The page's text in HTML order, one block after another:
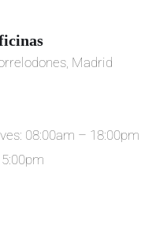
Madrid
08:00am – 18:00pm